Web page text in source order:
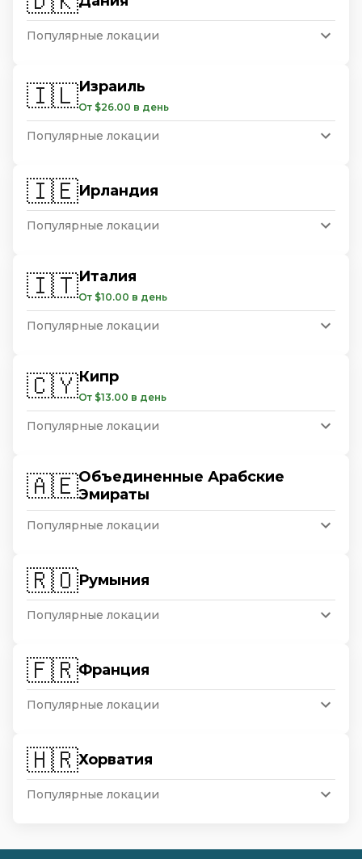
Популярные локации
🇮🇱Израиль
От $26.00 в день
Популярные локации
🇮🇪Ирландия
Популярные локации
🇮🇹Италия
От $10.00 в день
Популярные локации
🇨🇾Кипр
От $13.00 в день
Популярные локации
🇦🇪Объединенные Арабские
Эмираты
Популярные локации
🇷🇴Румыния
Популярные локации
🇫🇷Франция
Популярные локации
🇭🇷Хорватия
Популярные локации